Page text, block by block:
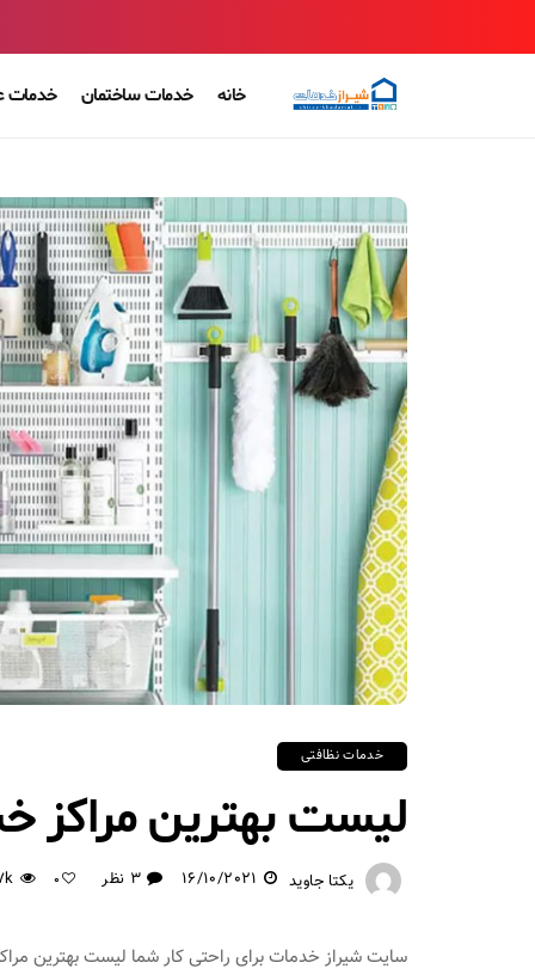
خانه خدمات ساختمان خدمات
خدمات نظافتی
لیست بهترین مراکز
یکتا جاوید 16/10/2021 3 نظر 0
سایت شیراز خدمات برای راحتی کار شما لیست بهترین